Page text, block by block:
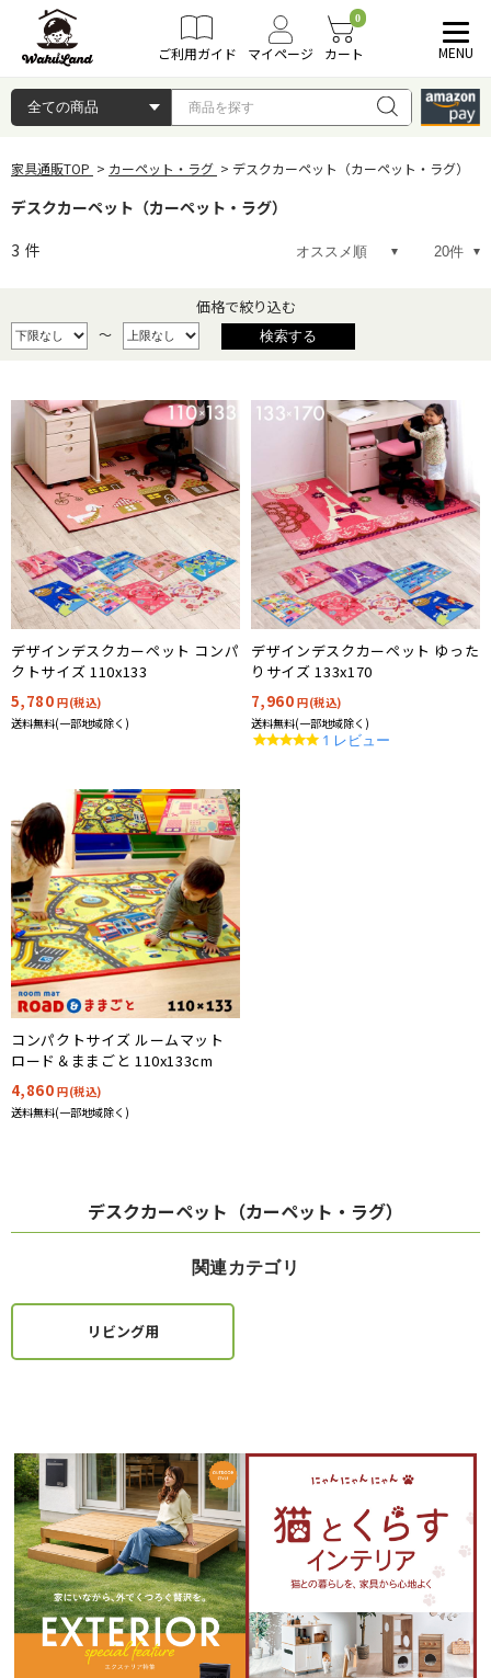
ご利用ガイド マイページ
0
カート MENU
家具通販TOP カーペット・ラグ デスクカーペット（カーペット・ラグ）
デスクカーペット（カーペット・ラグ）
3 件
価格で絞り込む
～
デザインデスクカーペット コンパ
クトサイズ 110x133
5,780円(税込)
送料無料(一部地域除く)
デザインデスクカーペット ゆった
りサイズ 133x170
7,960円(税込)
送料無料(一部地域除く)
5.0
1 レビュー
コンパクトサイズ ルームマット
ロード＆ままごと 110x133cm
4,860円(税込)
送料無料(一部地域除く)
デスクカーペット（カーペット・ラグ）
関連カテゴリ
リビング用